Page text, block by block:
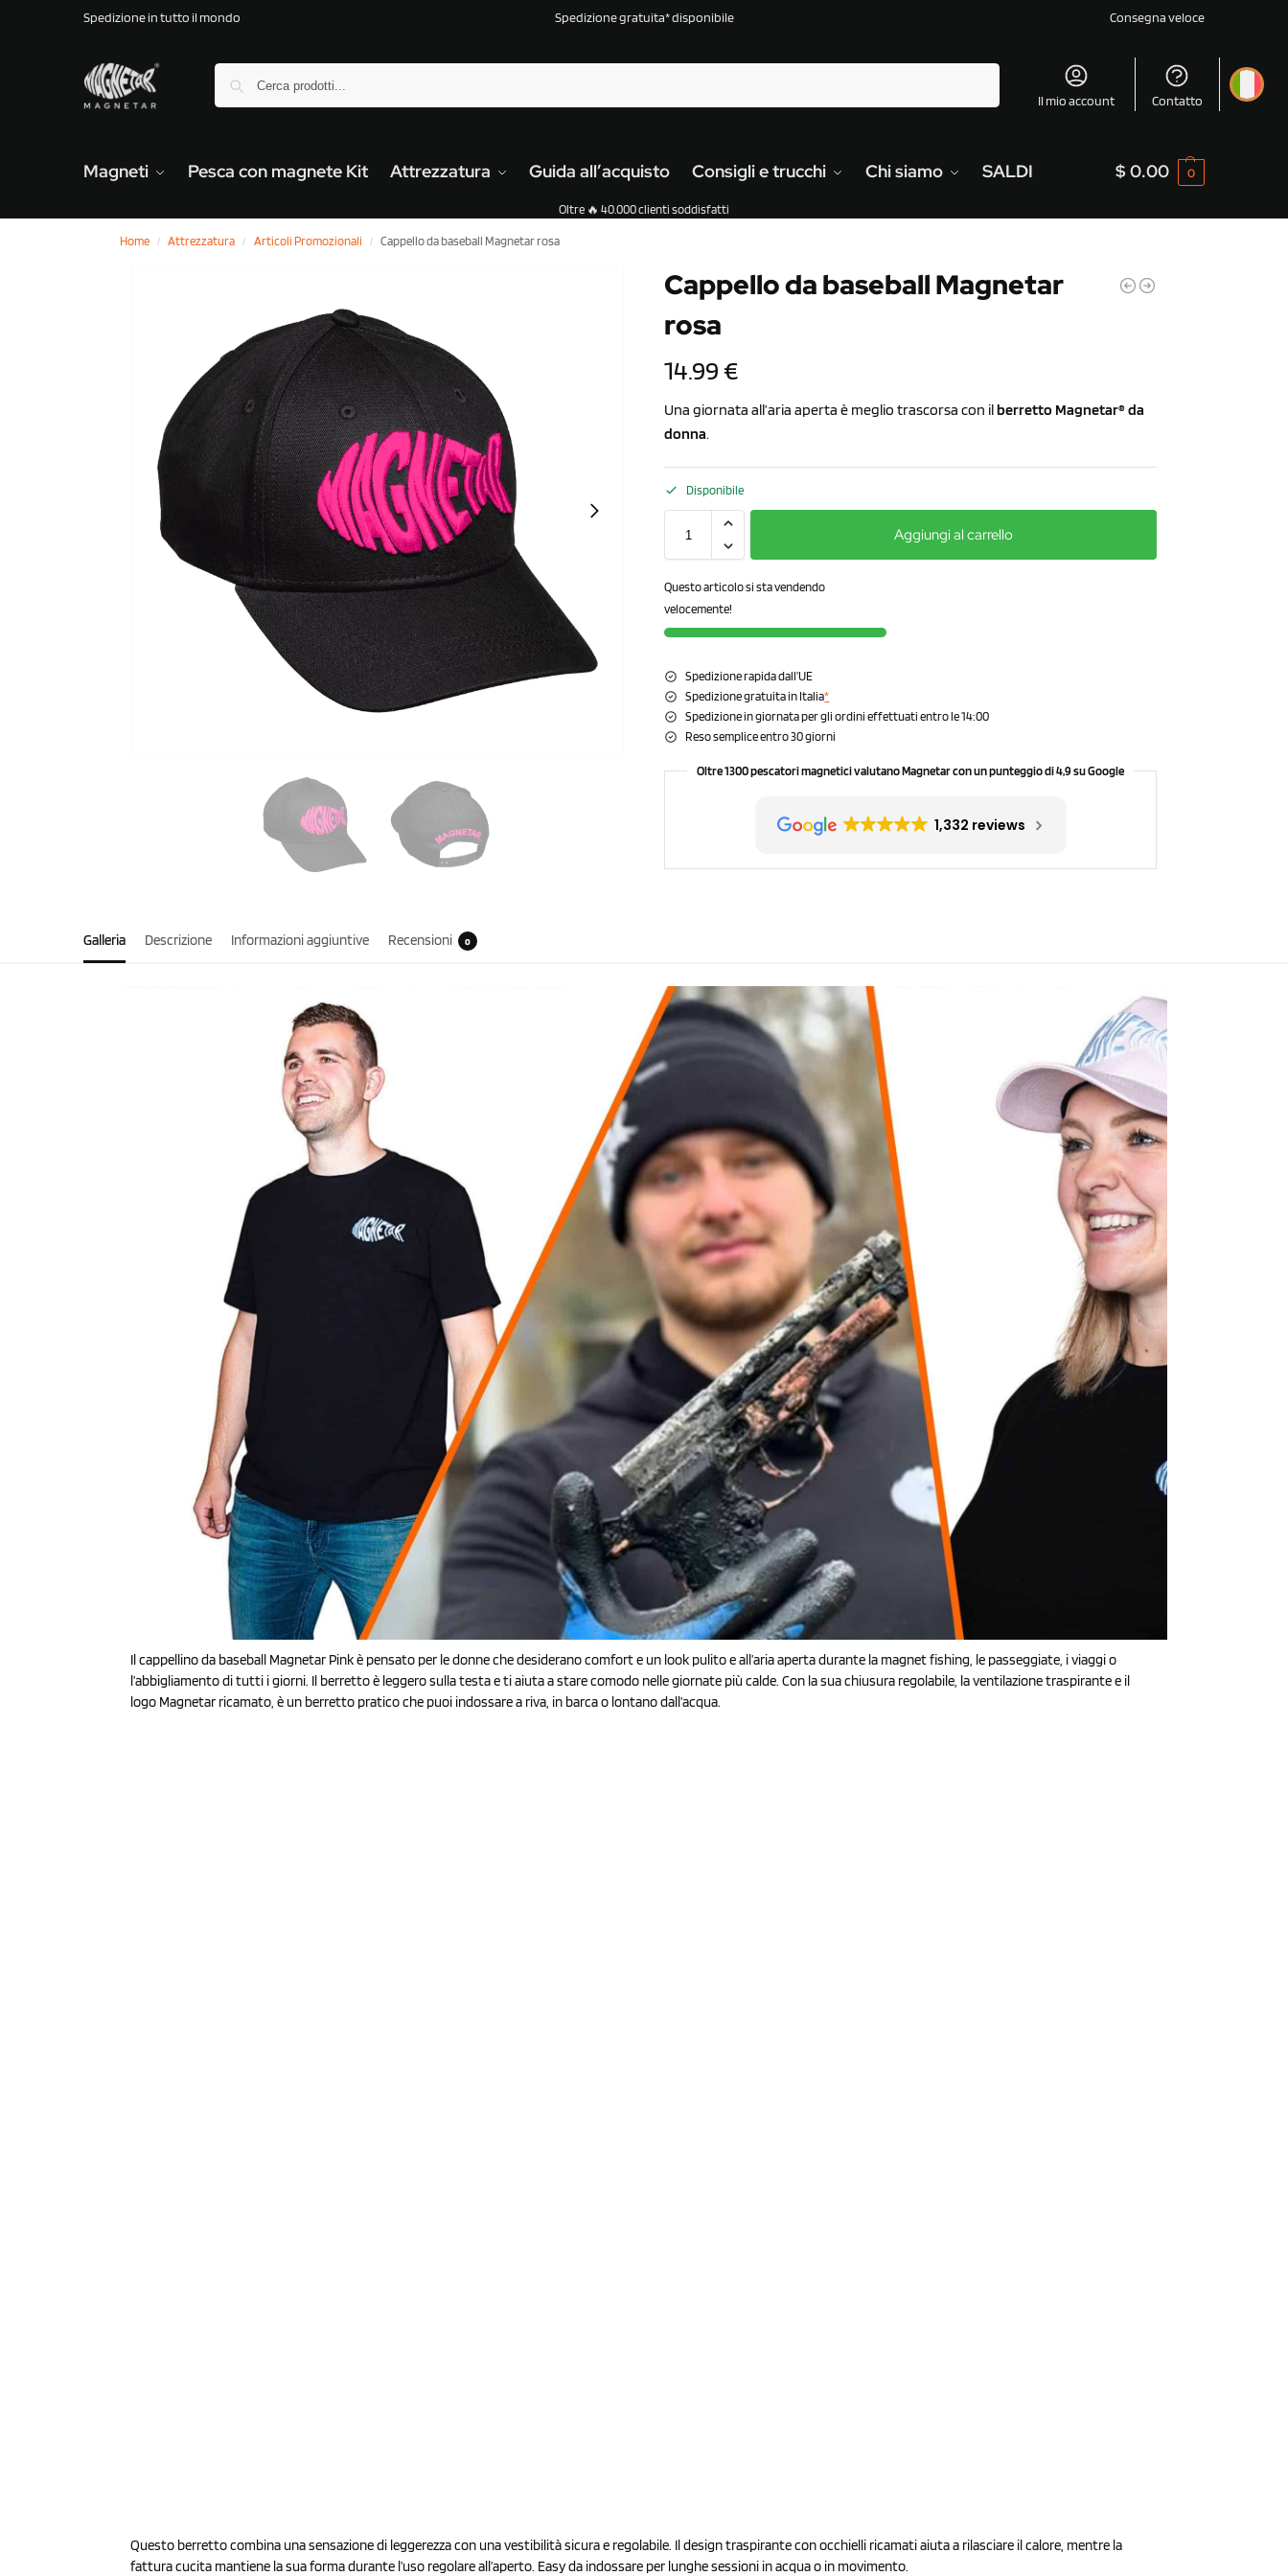
Spedizione in tutto il mondo Spedizione gratuita* disponibile Consegna veloce
Il mio account Contatto
Magneti Pesca con magnete Kit Attrezzatura Guida all’acquisto Consigli e trucchi Chi siamo SALDI $ 0.00 0
Oltre 🔥 40.000 clienti soddisfatti
Home / Attrezzatura / Articoli Promozionali / Cappello da baseball Magnetar rosa
Cappello da baseball Magnetar
rosa
14.99€
Una giornata all’aria aperta è meglio trascorsa con ilberretto Magnetar®da
donna.
Disponibile
Aggiungi al carrello
Questo articolo si sta vendendo
velocemente!
Spedizione rapida dall’UE
Spedizione gratuita in Italia*
Spedizione in giornata per gli ordini effettuati entro le 14:00
Reso semplice entro 30 giorni
Oltre 1300 pescatori magnetici valutano Magnetar con un punteggio di 4,9 su Google
1,332 reviews
Galleria Descrizione Informazioni aggiuntive Recensioni 0
Il cappellino da baseball Magnetar Pink è pensato per le donne che desiderano comfort e un look pulito e all’aria aperta durante la magnet fishing, le passeggiate, i viaggi o
l’abbigliamento di tutti i giorni. Il berretto è leggero sulla testa e ti aiuta a stare comodo nelle giornate più calde. Con la sua chiusura regolabile, la ventilazione traspirante e il
logo Magnetar ricamato, è un berretto pratico che puoi indossare a riva, in barca o lontano dall’acqua.
Questo berretto combina una sensazione di leggerezza con una vestibilità sicura e regolabile. Il design traspirante con occhielli ricamati aiuta a rilasciare il calore, mentre la
fattura cucita mantiene la sua forma durante l’uso regolare all’aperto. Easy da indossare per lunghe sessioni in acqua o in movimento.